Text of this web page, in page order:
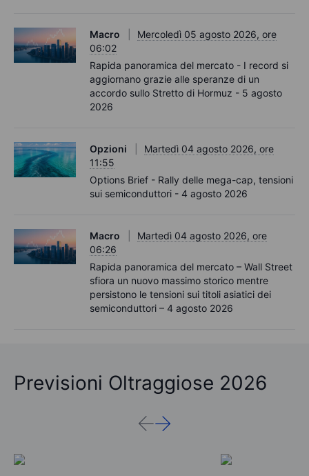
Macro
Mercoledì 05 agosto 2026, ore
06:02
Rapida panoramica del mercato - I record si
aggiornano grazie alle speranze di un
accordo sullo Stretto di Hormuz - 5 agosto
2026
Opzioni
Martedì 04 agosto 2026, ore
11:55
Options Brief - Rally delle mega-cap, tensioni
sui semiconduttori - 4 agosto 2026
Macro
Martedì 04 agosto 2026, ore
06:26
Rapida panoramica del mercato – Wall Street
sfiora un nuovo massimo storico mentre
persistono le tensioni sui titoli asiatici dei
semiconduttori – 4 agosto 2026
Previsioni Oltraggiose 2026